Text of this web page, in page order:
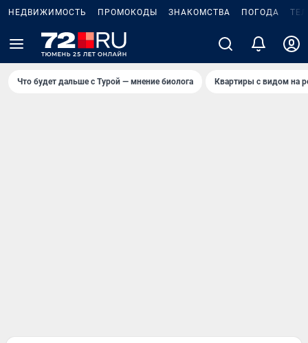
НЕДВИЖИМОСТЬ ПРОМОКОДЫ ЗНАКОМСТВА ПОГОДА
Что будет дальше с Турой — мнение биолога Квартиры с видом на